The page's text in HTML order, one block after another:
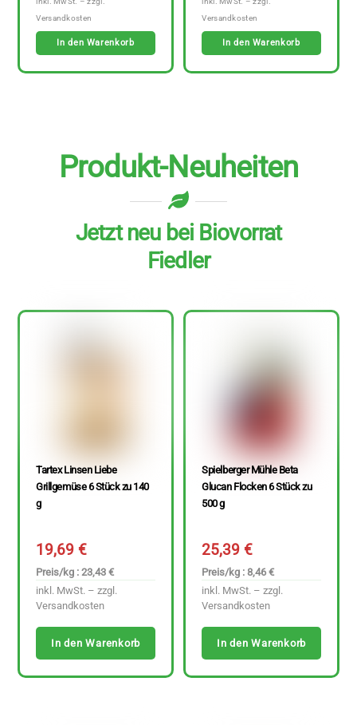
In den Warenkorb In den Warenkorb
Produkt-Neuheiten
Jetzt neu bei Biovorrat
Fiedler
Tartex Linsen Liebe
Grillgemüse 6 Stück zu 140
g
19,69€
Preis/kg : 23,43 €
inkl. MwSt. – zzgl.
Versandkosten
In den Warenkorb
Spielberger Mühle Beta
Glucan Flocken 6 Stück zu
500 g
25,39€
Preis/kg : 8,46 €
inkl. MwSt. – zzgl.
Versandkosten
In den Warenkorb